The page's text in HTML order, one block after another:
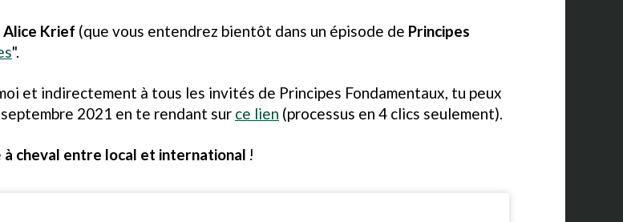
Alice Krief (que vous entendrez bientôt dans un épisode de Principes
".
et indirectement à tous les invités de Principes Fondamentaux, tu peux
2021 en te rendant sur ce lien (processus en 4 clics seulement).
à cheval entre local et international !